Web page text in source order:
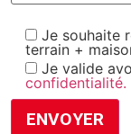
Je souhaite
terrain +
Je valide
confidentialité.